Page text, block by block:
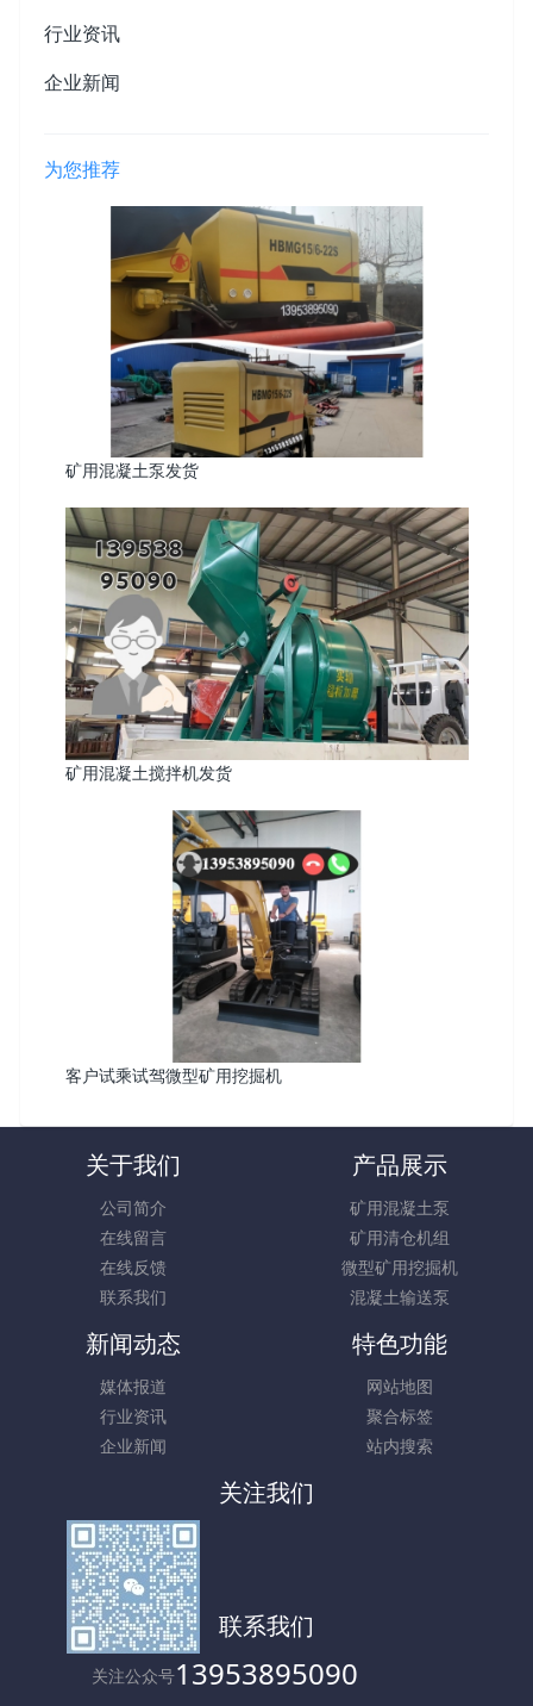
行业资讯
企业新闻
为您推荐
矿用混凝土泵发货
矿用混凝土搅拌机发货
客户试乘试驾微型矿用挖掘机
关于我们
公司简介
在线留言
在线反馈
联系我们
产品展示
矿用混凝土泵
矿用清仓机组
微型矿用挖掘机
混凝土输送泵
新闻动态
媒体报道
行业资讯
企业新闻
特色功能
网站地图
聚合标签
站内搜索
关注我们
关注公众号
联系我们
13953895090